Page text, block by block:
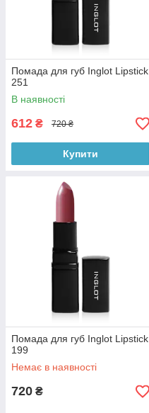
Помада для губ Inglot Lipstick
251
В наявності
612 ₴ 720 ₴
Купити
Помада для губ Inglot Lipstick
199
Немає в наявності
720 ₴